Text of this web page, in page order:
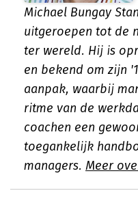
Michael Bungay
uitgeroepen tot de
ter wereld. Hij is
en bekend om zijn
aanpak, waarbij
ritme van de
coachen een
toegankelijk
managers. Meer